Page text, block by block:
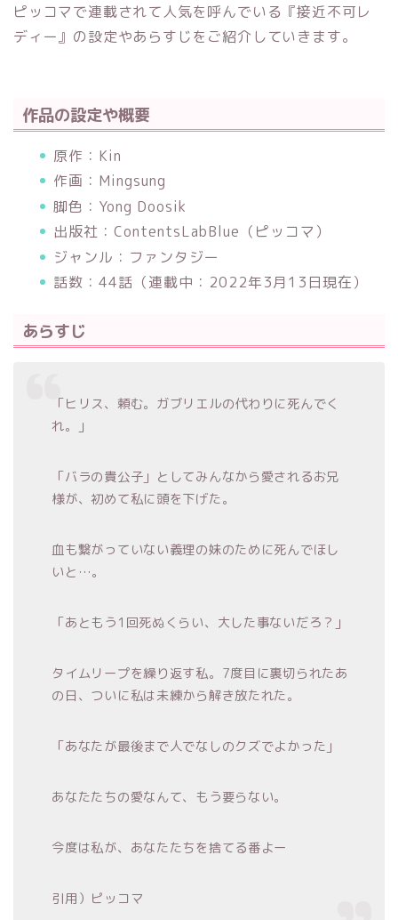
ピッコマで連載されて人気を呼んでいる『接近不可レ
ディー』の設定やあらすじをご紹介していきます。
作品の設定や概要
原作：Kin
作画：Mingsung
脚色：Yong Doosik
出版社：ContentsLabBlue（ピッコマ）
ジャンル：ファンタジー
話数：44話（連載中：2022年3月13日現在）
あらすじ
「ヒリス、頼む。ガブリエルの代わりに死んでく
れ。」
「バラの貴公子」としてみんなから愛されるお兄
様が、初めて私に頭を下げた。
血も繋がっていない義理の妹のために死んでほし
いと…。
「あともう1回死ぬくらい、大した事ないだろ？」
タイムリープを繰り返す私。7度目に裏切られたあ
の日、ついに私は未練から解き放たれた。
「あなたが最後まで人でなしのクズでよかった」
あなたたちの愛なんて、もう要らない。
今度は私が、あなたたちを捨てる番よー
引用）ピッコマ